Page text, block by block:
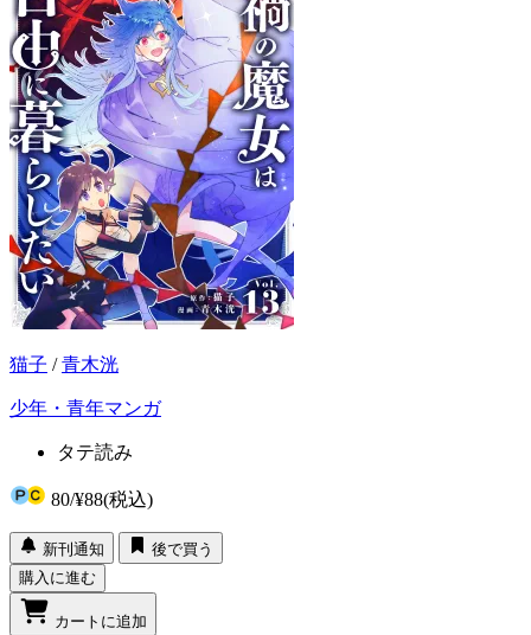
猫子 /青木洸
少年・青年マンガ
タテ読み
80/¥88(税込)
新刊通知
後で買う
購入に進む
カートに追加